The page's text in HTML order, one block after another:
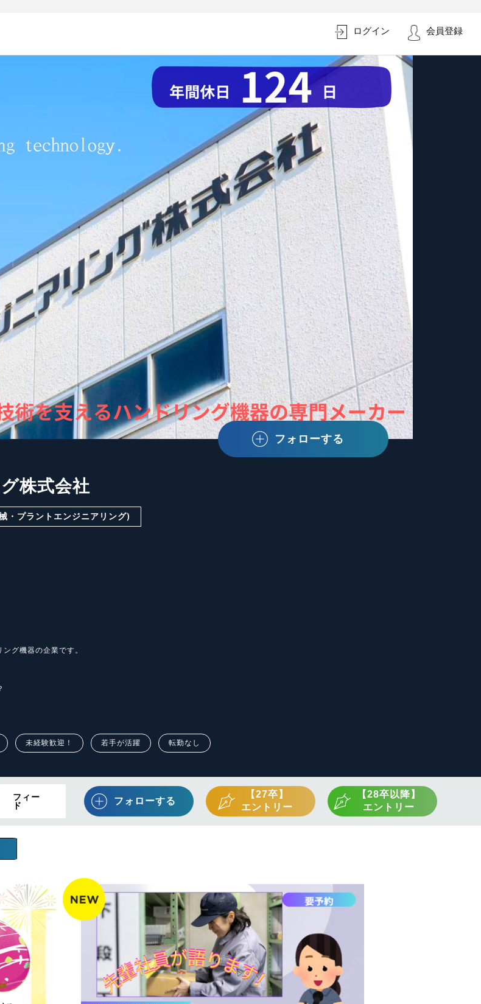
ログイン 会員登録
フォローする
株式会社
・プラントエンジニアリング)
グ機器の企業です。
未経験歓迎！ 若手が活躍 転勤なし
フィー
ド
フォローする
【27卒】
エントリー
【28卒以降】
エントリー